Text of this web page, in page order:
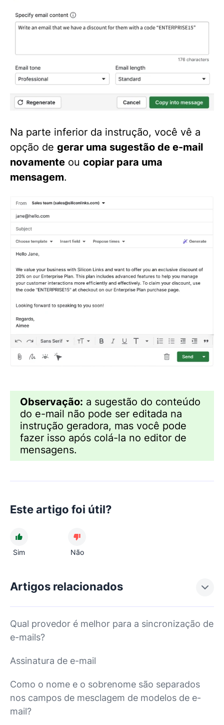
Na parte inferior da instrução, você vê a
opção de gerar uma sugestão de e-mail
novamente ou copiar para uma
mensagem.
Observação: a sugestão do conteúdo
do e-mail não pode ser editada na
instrução geradora, mas você pode
fazer isso após colá-la no editor de
mensagens.
Este artigo foi útil?
Sim Não
Artigos relacionados
Qual provedor é melhor para a sincronização de
e-mails?
Assinatura de e-mail
Como o nome e o sobrenome são separados
nos campos de mesclagem de modelos de e-
mail?